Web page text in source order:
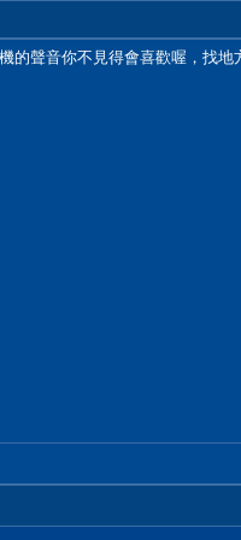
的聲音你不見得會喜歡喔，找地